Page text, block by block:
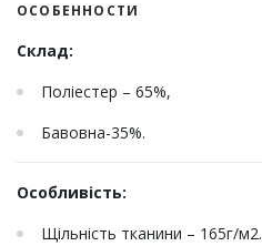
ОСОБЕННОСТИ
Склад:
Поліестер – 65%,
Бавовна-35%.
Особливість:
Щільність тканини – 165г/м2.